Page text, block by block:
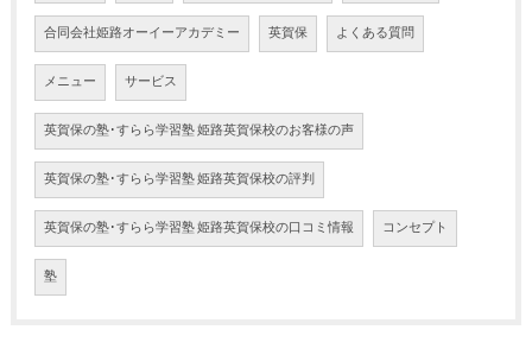
合同会社姫路オーイーアカデミー 英賀保 よくある質問
メニュー サービス
英賀保の塾･すらら学習塾 姫路英賀保校のお客様の声
英賀保の塾･すらら学習塾 姫路英賀保校の評判
英賀保の塾･すらら学習塾 姫路英賀保校の口コミ情報 コンセプト
塾